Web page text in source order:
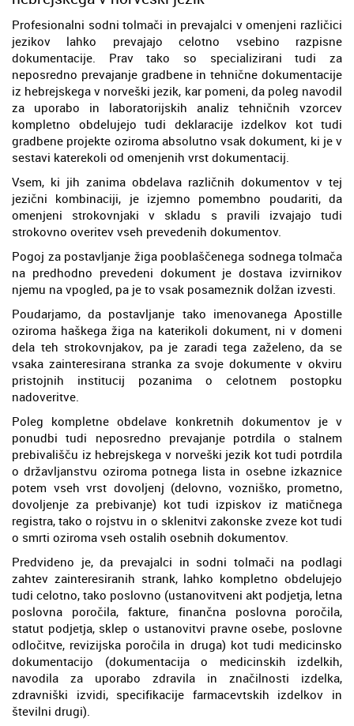
Profesionalni sodni tolmači in prevajalci v omenjeni različici
jezikov lahko prevajajo celotno vsebino razpisne
dokumentacije. Prav tako so specializirani tudi za
neposredno prevajanje gradbene in tehnične dokumentacije
iz hebrejskega v norveški jezik, kar pomeni, da poleg navodil
za uporabo in laboratorijskih analiz tehničnih vzorcev
kompletno obdelujejo tudi deklaracije izdelkov kot tudi
gradbene projekte oziroma absolutno vsak dokument, ki je v
sestavi katerekoli od omenjenih vrst dokumentacij.
Vsem, ki jih zanima obdelava različnih dokumentov v tej
jezični kombinaciji, je izjemno pomembno poudariti, da
omenjeni strokovnjaki v skladu s pravili izvajajo tudi
strokovno overitev vseh prevedenih dokumentov.
Pogoj za postavljanje žiga pooblaščenega sodnega tolmača
na predhodno prevedeni dokument je dostava izvirnikov
njemu na vpogled, pa je to vsak posameznik dolžan izvesti.
Poudarjamo, da postavljanje tako imenovanega Apostille
oziroma haškega žiga na katerikoli dokument, ni v domeni
dela teh strokovnjakov, pa je zaradi tega zaželeno, da se
vsaka zainteresirana stranka za svoje dokumente v okviru
pristojnih institucij pozanima o celotnem postopku
nadoveritve.
Poleg kompletne obdelave konkretnih dokumentov je v
ponudbi tudi neposredno prevajanje potrdila o stalnem
prebivališču iz hebrejskega v norveški jezik kot tudi potrdila
o državljanstvu oziroma potnega lista in osebne izkaznice
potem vseh vrst dovoljenj (delovno, vozniško, prometno,
dovoljenje za prebivanje) kot tudi izpiskov iz matičnega
registra, tako o rojstvu in o sklenitvi zakonske zveze kot tudi
o smrti oziroma vseh ostalih osebnih dokumentov.
Predvideno je, da prevajalci in sodni tolmači na podlagi
zahtev zainteresiranih strank, lahko kompletno obdelujejo
tudi celotno, tako poslovno (ustanovitveni akt podjetja, letna
poslovna poročila, fakture, finančna poslovna poročila,
statut podjetja, sklep o ustanovitvi pravne osebe, poslovne
odločitve, revizijska poročila in druga) kot tudi medicinsko
dokumentacijo (dokumentacija o medicinskih izdelkih,
navodila za uporabo zdravila in značilnosti izdelka,
zdravniški izvidi, specifikacije farmacevtskih izdelkov in
številni drugi).